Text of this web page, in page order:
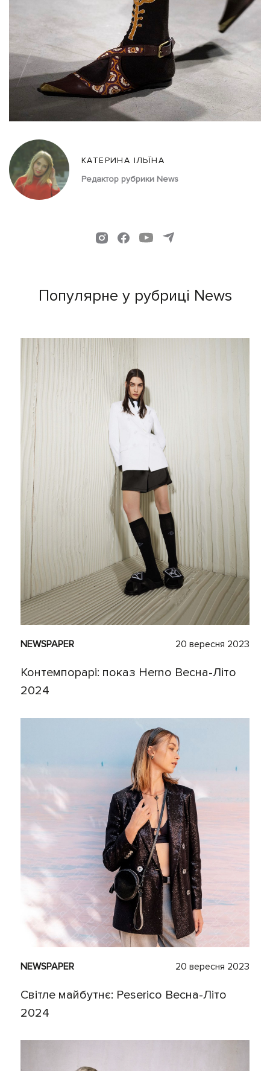
КАТЕРИНА ІЛЬЇНА
Редактор рубрики News
Популярне у рубриці News
NEWSPAPER 20 вересня 2023
Контемпорарі: показ Herno Весна-Літо
2024
NEWSPAPER 20 вересня 2023
Світле майбутнє: Peserico Весна-Літо
2024